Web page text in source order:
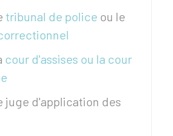
tribunal de police ou le
cour d'assises ou la cour
juge d'application des